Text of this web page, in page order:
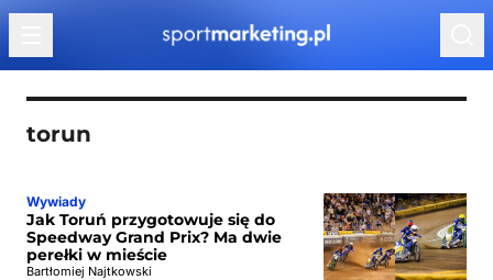
Przejdź do treści
torun
Wywiady
Jak Toruń przygotowuje się do
Speedway Grand Prix? Ma dwie
perełki w mieście
Bartłomiej Najtkowski